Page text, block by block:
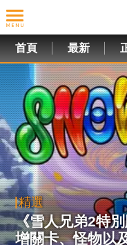
首頁 最新
精選